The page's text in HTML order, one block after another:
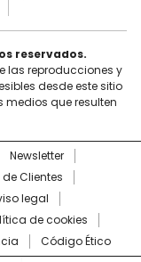
reservados.
las reproducciones y
desde este sitio
que resulten
Newsletter
Clientes
legal
de cookies
Código Ético